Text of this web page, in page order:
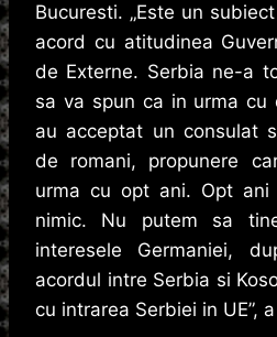
Bucuresti. „Este un
acord cu atitudinea
de Externe. Serbia ne-a
sa va spun ca in urma cu
au acceptat un consulat
de romani, propunere
urma cu opt ani. Opt
nimic. Nu putem sa
interesele Germaniei,
acordul intre Serbia si
cu intrarea Serbiei in UE”,